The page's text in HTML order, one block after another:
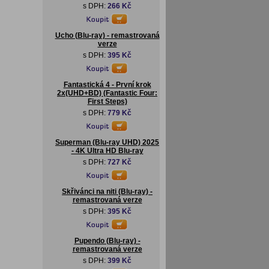
s DPH: 266 Kč
Ucho (Blu-ray) - remastrovaná
verze
s DPH: 395 Kč
Fantastická 4 - První krok
2x(UHD+BD) (Fantastic Four:
First Steps)
s DPH: 779 Kč
Superman (Blu-ray UHD) 2025
- 4K Ultra HD Blu-ray
s DPH: 727 Kč
Skřivánci na niti (Blu-ray) -
remastrovaná verze
s DPH: 395 Kč
Pupendo (Blu-ray) -
remastrovaná verze
s DPH: 399 Kč